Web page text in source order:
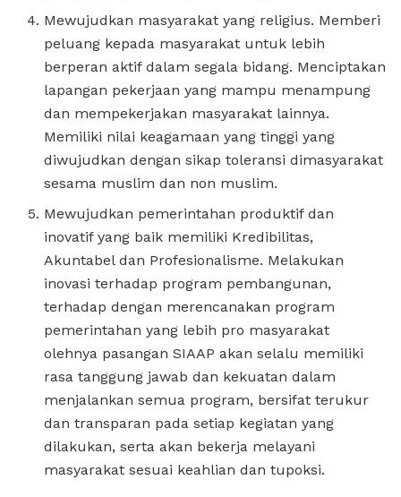
Mewujudkan masyarakat yang religius. Memberi
peluang kepada masyarakat untuk lebih
berperan aktif dalam segala bidang. Menciptakan
lapangan pekerjaan yang mampu menampung
dan mempekerjakan masyarakat lainnya.
Memiliki nilai keagamaan yang tinggi yang
diwujudkan dengan sikap toleransi dimasyarakat
sesama muslim dan non muslim.
Mewujudkan pemerintahan produktif dan
inovatif yang baik memiliki Kredibilitas,
Akuntabel dan Profesionalisme. Melakukan
inovasi terhadap program pembangunan,
terhadap dengan merencanakan program
pemerintahan yang lebih pro masyarakat
olehnya pasangan SIAAP akan selalu memiliki
rasa tanggung jawab dan kekuatan dalam
menjalankan semua program, bersifat terukur
dan transparan pada setiap kegiatan yang
dilakukan, serta akan bekerja melayani
masyarakat sesuai keahlian dan tupoksi.